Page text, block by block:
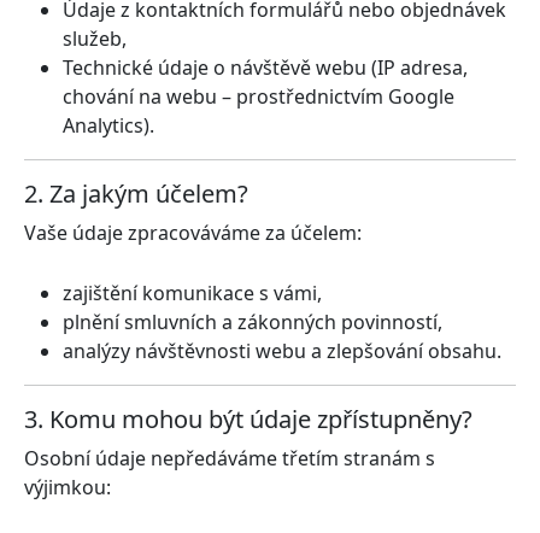
Údaje z kontaktních formulářů nebo objednávek
služeb,
Technické údaje o návštěvě webu (IP adresa,
chování na webu – prostřednictvím Google
Analytics).
2. Za jakým účelem?
Vaše údaje zpracováváme za účelem:
zajištění komunikace s vámi,
plnění smluvních a zákonných povinností,
analýzy návštěvnosti webu a zlepšování obsahu.
3. Komu mohou být údaje zpřístupněny?
Osobní údaje nepředáváme třetím stranám s
výjimkou: